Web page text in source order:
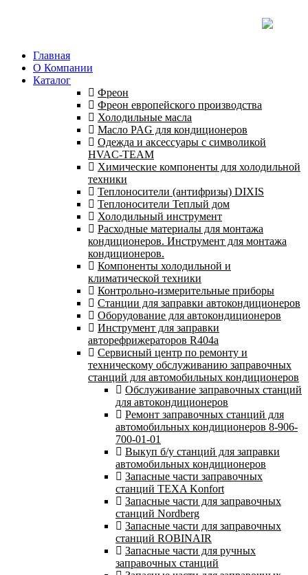
Главная
О Компании
Каталог
Фреон
Фреон европейского производства
Холодильные масла
Масло PAG для кондиционеров
Одежда и аксессуары с символикой
HVAC-TEAM
Химические компоненты для холодильной
техники
Теплоносители (антифризы) DIXIS
Теплоносители Теплый дом
Холодильный инструмент
Расходные материалы для монтажа
кондиционеров. Инструмент для монтажа
кондиционеров.
Компоненты холодильной и
климатической техники
Контрольно-измерительные приборы
Станции для заправки автокондиционеров
Оборудование для автокондиционеров
Инструмент для заправки
авторефрижераторов R404a
Сервисный центр по ремонту и
техническому обслуживанию заправочных
станций для автомобильных кондиционеров
Обслуживание заправочных станций
для автокондиционеров
Ремонт заправочных станций для
автомобильных кондиционеров 8-906-
700-01-01
Выкуп б/у станций для заправки
автомобильных кондиционеров
Запасные части заправочных
станций TEXA Konfort
Запасные части для заправочных
станций Nordberg
Запасные части для заправочных
станций ROBINAIR
Запасные части для ручных
заправочных станций